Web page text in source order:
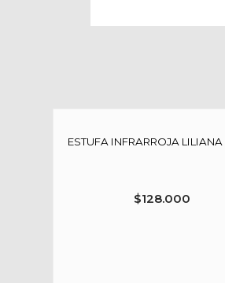
ESTUFA INFRARROJA
$128.000